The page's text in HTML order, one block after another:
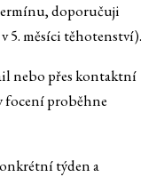
doporučuji
5. měsíci těhotenství).
nebo přes kontaktní
focení proběhne
týden a